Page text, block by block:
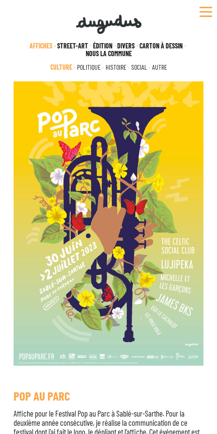
POP AU PARC
Affiche pour le Festival Pop au Parc à Sablé-sur-Sarthe. Pour la
deuxième année consécutive, je réalise la communication de ce
festival dont j’ai fait le logo, le dépliant et l’affiche. Cet événement est
AFFICHES STREET-ART ÉDITION DIVERS CARTON À DESSIN
NOUS LA COMMUNE
CULTURE
POLITIQUE HISTOIRE SOCIAL AUTRE